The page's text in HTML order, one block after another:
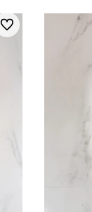
Do ulubionych